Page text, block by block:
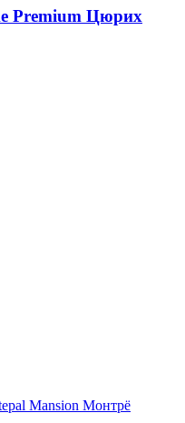
Premium Цюрих